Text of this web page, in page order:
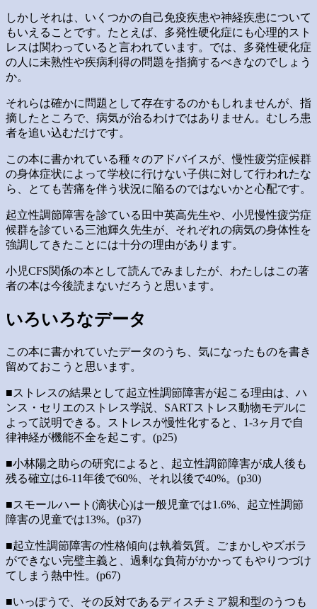
しかしそれは、いくつかの自己免疫疾患や神経疾患について
もいえることです。たとえば、多発性硬化症にも心理的スト
レスは関わっていると言われています。では、多発性硬化症
の人に未熟性や疾病利得の問題を指摘するべきなのでしょう
か。
それらは確かに問題として存在するのかもしれませんが、指
摘したところで、病気が治るわけではありません。むしろ患
者を追い込むだけです。
この本に書かれている種々のアドバイスが、慢性疲労症候群
の身体症状によって学校に行けない子供に対して行われたな
ら、とても苦痛を伴う状況に陥るのではないかと心配です。
起立性調節障害を診ている田中英高先生や、小児慢性疲労症
候群を診ている三池輝久先生が、それぞれの病気の身体性を
強調してきたことには十分の理由があります。
小児CFS関係の本として読んでみましたが、わたしはこの著
者の本は今後読まないだろうと思います。
いろいろなデータ
この本に書かれていたデータのうち、気になったものを書き
留めておこうと思います。
■ストレスの結果として起立性調節障害が起こる理由は、ハ
ンス・セリエのストレス学説、SARTストレス動物モデルに
よって説明できる。ストレスが慢性化すると、1-3ヶ月で自
律神経が機能不全を起こす。(p25)
■小林陽之助らの研究によると、起立性調節障害が成人後も
残る確立は6-11年後で60%、それ以後で40%。(p30)
■スモールハート(滴状心)は一般児童では1.6%、起立性調節
障害の児童では13%。(p37)
■起立性調節障害の性格傾向は執着気質。ごまかしやズボラ
ができない完璧主義と、過剰な負荷がかかってもやりつづけ
てしまう熱中性。(p67)
■いっぽうで、その反対であるディスチミア親和型のうつも